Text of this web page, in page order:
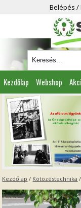
Belépés /
Kezdőlap Webshop
Viszonteladóknak
Kezdőlap / Kötözéstechnika